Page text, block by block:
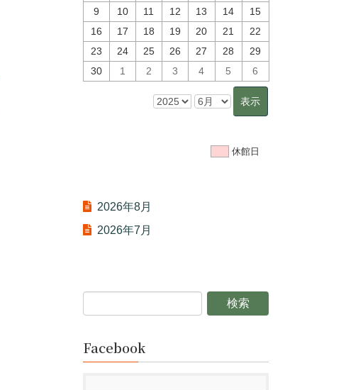
9
10 11 12 13 14
15
16
17 18 19 20 21
22
23
24 25 26 27 28
29
30
1 2 3 4 5 6
休館日
2026年8月
2026年7月
Facebook